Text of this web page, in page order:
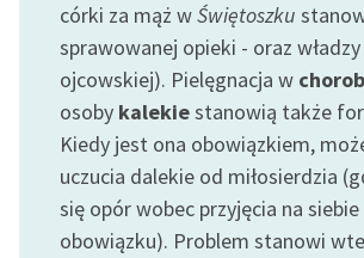
córki za mąż wŚwiętoszku
sprawowanej opieki - oraz władzy
ojcowskiej). Pielęgnacja w
osoby kalekiestanowią także
Kiedy jest ona obowiązkiem,
uczucia dalekie od miłosierdzia
się opór wobec przyjęcia na
obowiązku). Problem stanowi